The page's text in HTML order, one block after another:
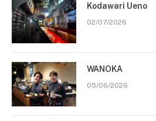
Kodawari Ueno
02/07/2026
WANOKA
05/06/2026